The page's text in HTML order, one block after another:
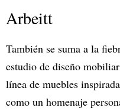
Arbeitt
También se suma a la
estudio de diseño
línea de muebles
como un homenaje